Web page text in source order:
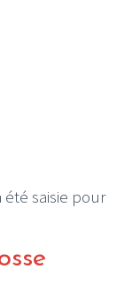
saisie pour